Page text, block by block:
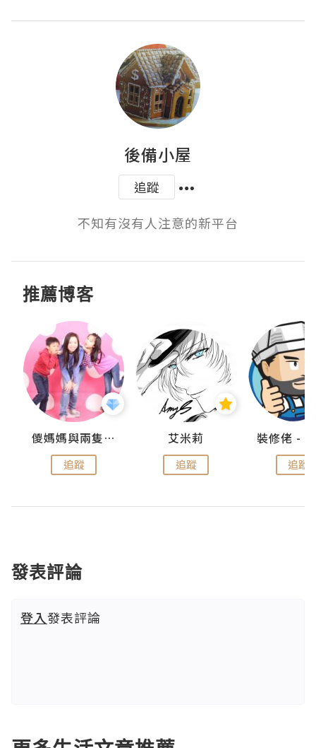
後備小屋
追蹤
不知有沒有人注意的新平台
推薦博客
儍媽媽與兩隻小魔怪之家
追蹤
艾米莉
追蹤 追蹤
發表評論
登入發表評論